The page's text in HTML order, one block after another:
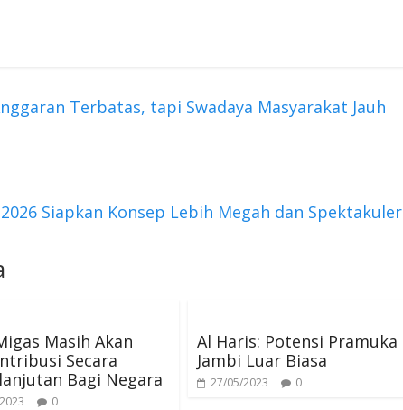
Terbatas, tapi Swadaya Masyarakat Jauh
Siapkan Konsep Lebih Megah dan Spektakuler
Masih Akan
Secara
Bagi Negara
0
Al Haris: Potensi Pramuka
Jambi Luar Biasa
27/05/2023 0